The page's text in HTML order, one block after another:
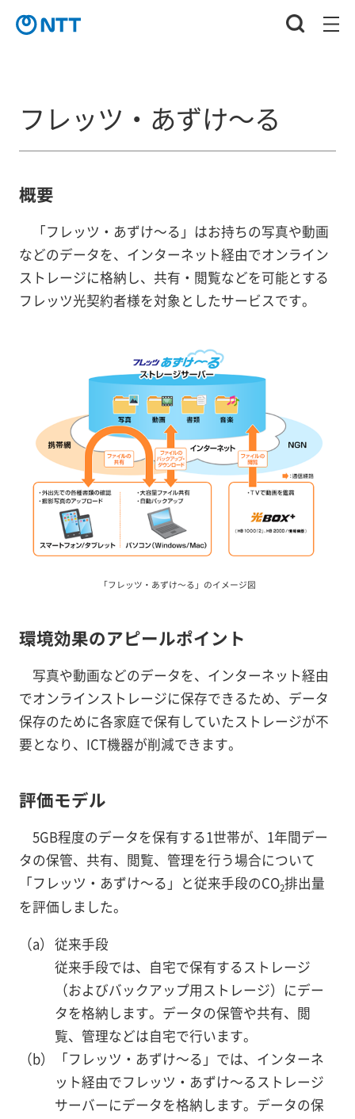
フレッツ・あずけ～る
概要
「フレッツ・あずけ～る」はお持ちの写真や動画
などのデータを、インターネット経由でオンライン
ストレージに格納し、共有・閲覧などを可能とする
フレッツ光契約者様を対象としたサービスです。
「フレッツ・あずけ～る」のイメージ図
環境効果のアピールポイント
写真や動画などのデータを、インターネット経由
でオンラインストレージに保存できるため、データ
保存のために各家庭で保有していたストレージが不
要となり、ICT機器が削減できます。
評価モデル
5GB程度のデータを保有する1世帯が、1年間デー
タの保管、共有、閲覧、管理を行う場合について
「フレッツ・あずけ～る」と従来手段のCO2排出量
を評価しました。
従来手段
従来手段では、自宅で保有するストレージ
（およびバックアップ用ストレージ）にデー
タを格納します。データの保管や共有、閲
覧、管理などは自宅で行います。
「フレッツ・あずけ～る」では、インターネ
ット経由でフレッツ・あずけ～るストレージ
サーバーにデータを格納します。データの保